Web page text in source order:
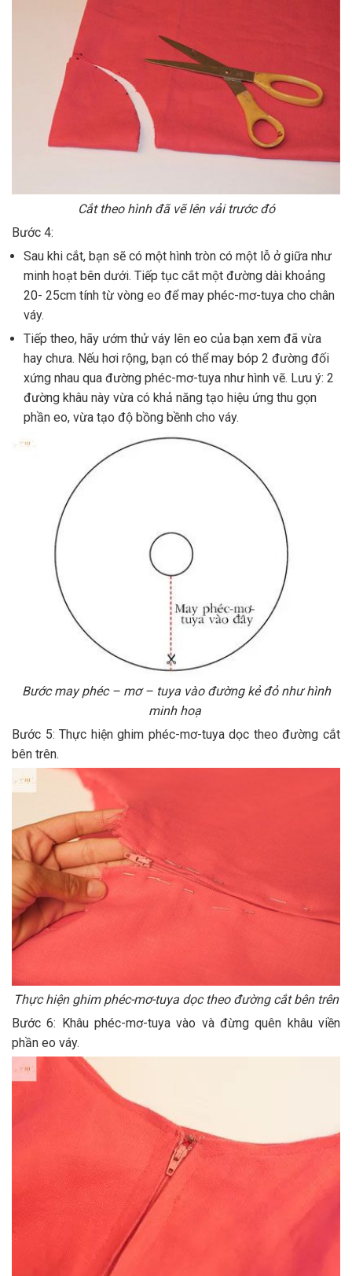
Cắt theo hình đã vẽ lên vải trước đó
Bước 4:
Sau khi cắt, bạn sẽ có một hình tròn có một lỗ ở giữa như
minh hoạt bên dưới. Tiếp tục cắt một đường dài khoảng
20- 25cm tính từ vòng eo để may phéc-mơ-tuya cho chân
váy.
Tiếp theo, hãy ướm thử váy lên eo của bạn xem đã vừa
hay chưa. Nếu hơi rộng, bạn có thể may bóp 2 đường đối
xứng nhau qua đường phéc-mơ-tuya như hình vẽ. Lưu ý: 2
đường khâu này vừa có khả năng tạo hiệu ứng thu gọn
phần eo, vừa tạo độ bồng bềnh cho váy.
Bước may phéc – mơ – tuya vào đường kẻ đỏ như hình
minh hoạ
Bước 5: Thực hiện ghim phéc-mơ-tuya dọc theo đường cắt
bên trên.
Thực hiện ghim phéc-mơ-tuya dọc theo đường cắt bên trên
Bước 6: Khâu phéc-mơ-tuya vào và đừng quên khâu viền
phần eo váy.